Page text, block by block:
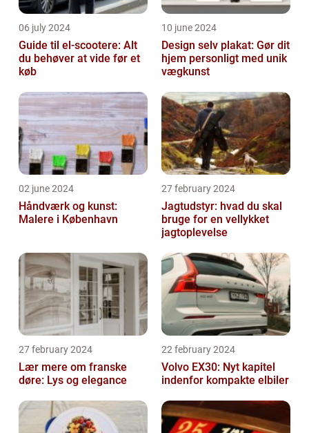
06 july 2024
Guide til el-scootere: Alt
du behøver at vide før et
køb
10 june 2024
Design selv plakat: Gør dit
hjem personligt med unik
vægkunst
02 june 2024
Håndværk og kunst:
Malere i København
27 february 2024
Jagtudstyr: hvad du skal
bruge for en vellykket
jagtoplevelse
27 february 2024
Lær mere om franske
døre: Lys og elegance
22 february 2024
Volvo EX30: Nyt kapitel
indenfor kompakte elbiler